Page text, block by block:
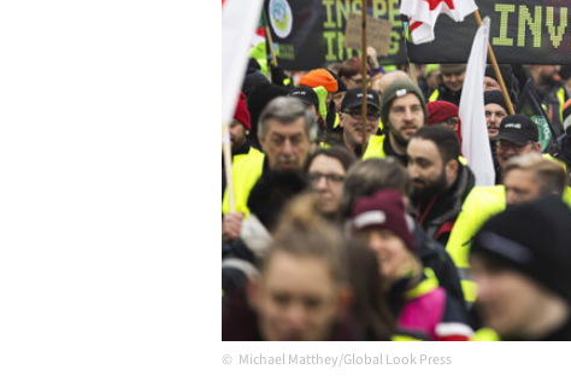
Michael Matthey/Global Look Press